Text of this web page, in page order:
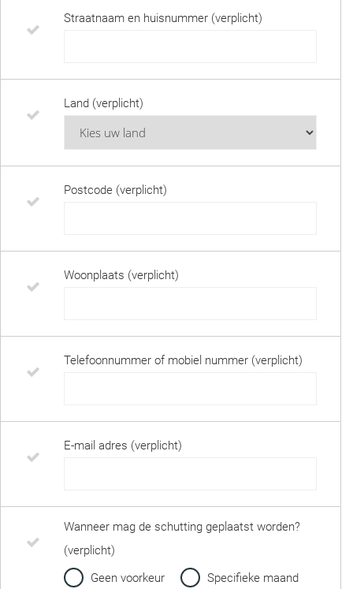
Straatnaam en huisnummer (verplicht)
Land (verplicht)
Postcode (verplicht)
Woonplaats (verplicht)
Telefoonnummer of mobiel nummer (verplicht)
E-mail adres (verplicht)
Wanneer mag de schutting geplaatst worden?
(verplicht)
Geen voorkeur
Specifieke maand